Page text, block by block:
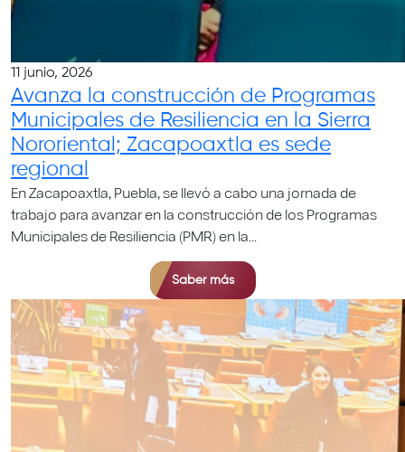
11 junio, 2026
Avanza la construcción de Programas
Municipales de Resiliencia en la Sierra
Nororiental; Zacapoaxtla es sede
regional
En Zacapoaxtla, Puebla, se llevó a cabo una jornada de
trabajo para avanzar en la construcción de los Programas
Municipales de Resiliencia (PMR) en la...
Saber más